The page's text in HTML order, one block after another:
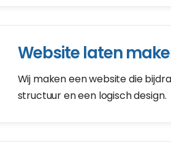
Website laten
Wij maken een website die
structuur en een logisch design.